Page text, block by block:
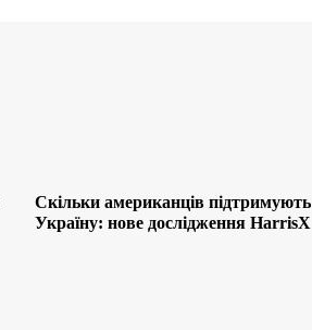
Скільки американців підтримують
Україну: нове дослідження HarrisX